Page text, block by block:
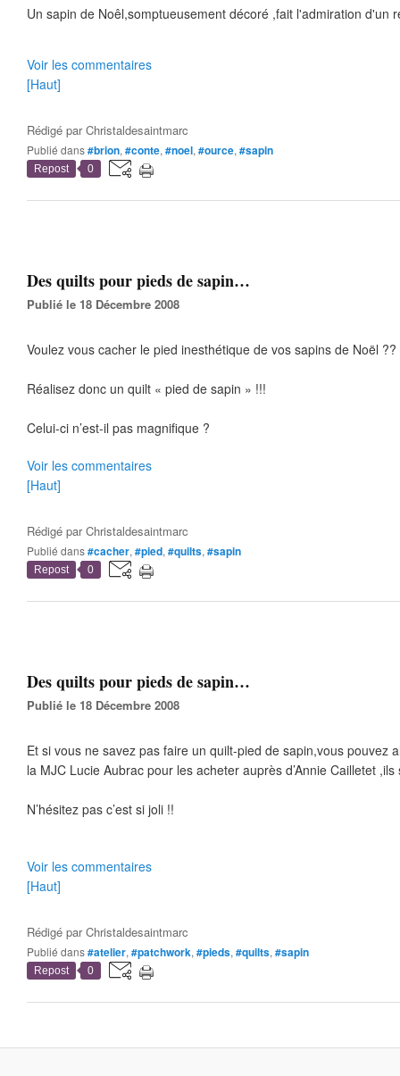
Un sapin de Noêl,somptueusement décoré ,fait l'admiration d'un
Voir les commentaires
[Haut]
Rédigé parChristaldesaintmarc
Publié dans#brion, #conte, #noel, #ource, #sapin
Repost 0
Des quilts pour pieds de sapin…
Publié le 18 Décembre 2008
Voulez vous cacher le pied inesthétique de vos sapins de Noël ??
Réalisez donc un quilt « pied de sapin » !!!
Celui-ci n’est-il pas magnifique ?
Voir les commentaires
[Haut]
Rédigé parChristaldesaintmarc
Publié dans#cacher, #pied, #quilts, #sapin
Repost 0
Des quilts pour pieds de sapin…
Publié le 18 Décembre 2008
Et si vous ne savez pas faire un quilt-pied de sapin,vous pouvez
la MJC Lucie Aubrac pour les acheter auprès d’Annie Cailletet
N’hésitez pas c’est si joli !!
Voir les commentaires
[Haut]
Rédigé parChristaldesaintmarc
Publié dans#atelier, #patchwork, #pieds, #quilts, #sapin
Repost 0